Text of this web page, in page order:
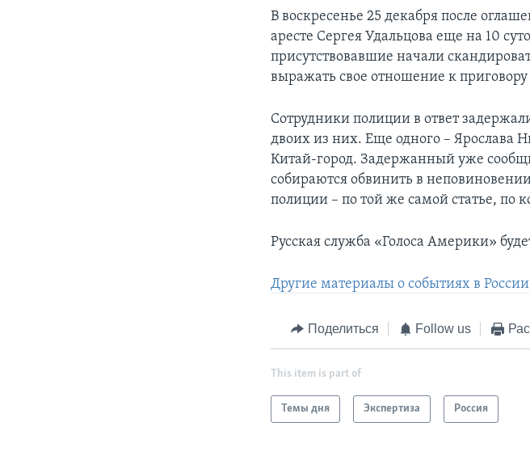
В воскресенье 25 декабря после
аресте Сергея Удальцова еще на 10
присутствовавшие начали
выражать свое отношение к
Сотрудники полиции в ответ
двоих из них. Еще одного – Ярослава
Китай-город. Задержанный уже
собираются обвинить в
полиции – по той же самой статье, по
Русская служба «Голоса Америки»
Другие материалы о событиях в
Поделиться Follow us
This item is part of
Темы дня Экспертиза Россия